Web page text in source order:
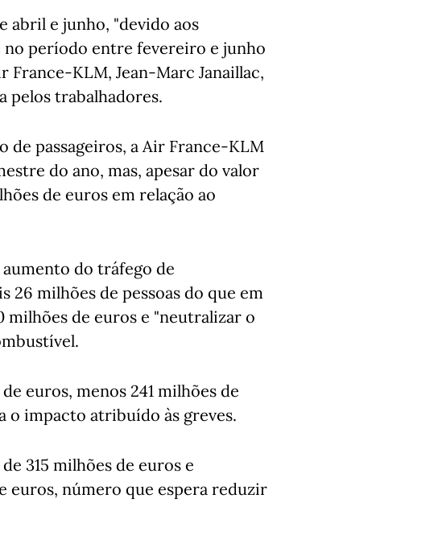
abril e junho, "devido aos
no período entre fevereiro e junho
France-KLM, Jean-Marc Janaillac,
pelos trabalhadores.
passageiros, a Air France-KLM
do ano, mas, apesar do valor
de euros em relação ao
do tráfego de
26 milhões de pessoas do que em
milhões de euros e "neutralizar o
euros, menos 241 milhões de
o impacto atribuído às greves.
315 milhões de euros e
euros, número que espera reduzir